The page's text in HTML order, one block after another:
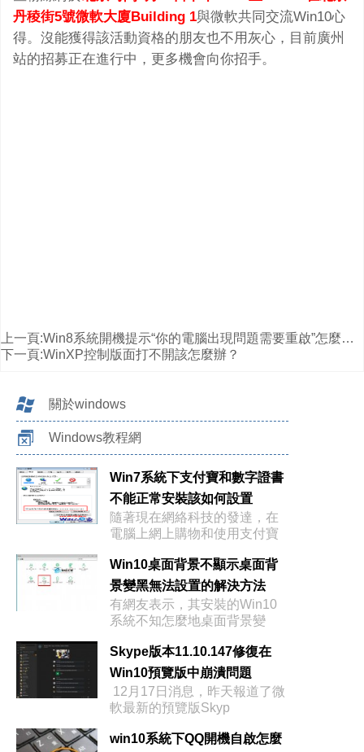
丹稜街5號微軟大廈Building 1與微軟共同交流Win10心
得。沒能獲得該活動資格的朋友也不用灰心，目前廣州
站的招募正在進行中，更多機會向你招手。
上一頁:Win8系統開機提示“你的電腦出現問題需要重啟”怎麼辦？
下一頁:WinXP控制版面打不開該怎麼辦？
關於windows
Windows教程網
Win7系統下支付寶和數字證書
不能正常安裝該如何設置
隨著現在網絡科技的發達，在
電腦上網上購物和使用支付寶
Win10桌面背景不顯示桌面背
景變黑無法設置的解決方法
有網友表示，其安裝的Win10
系統不知怎麼地桌面背景變
Skype版本11.10.147修復在
Win10預覽版中崩潰問題
12月17日消息，昨天報道了微
軟最新的預覽版Skyp
win10系統下QQ開機自啟怎麼